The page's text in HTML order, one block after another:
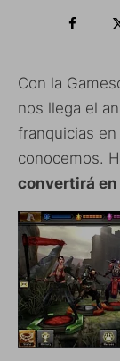
Con la
nos llega el
franquicias
conocemos.
convertirá